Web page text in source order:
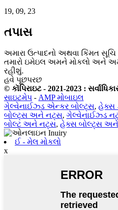
19, 09, 23
તપાસ
અમારા ઉત્પાદનો અથવા કિંમત
તમારો ઇમેઇલ અમને મોકલો અને
રહીશું.
હવે પૂછપરછ
© કૉપિરાઇટ - 2021-2023 :
સાઇટમેપ - AMP મોબાઇલ
ગેલ્વેનાઈઝ્ડ એન્કર બોલ્ટ્સ, હેક્સ
બોલ્ટ્સ અને નટ્સ, ગેલ્વેનાઈઝ્ડ
બોલ્ટ અને નટ્સ, હેક્સ બોલ્ટ્સ
ઈ - મેલ મોકલો
x